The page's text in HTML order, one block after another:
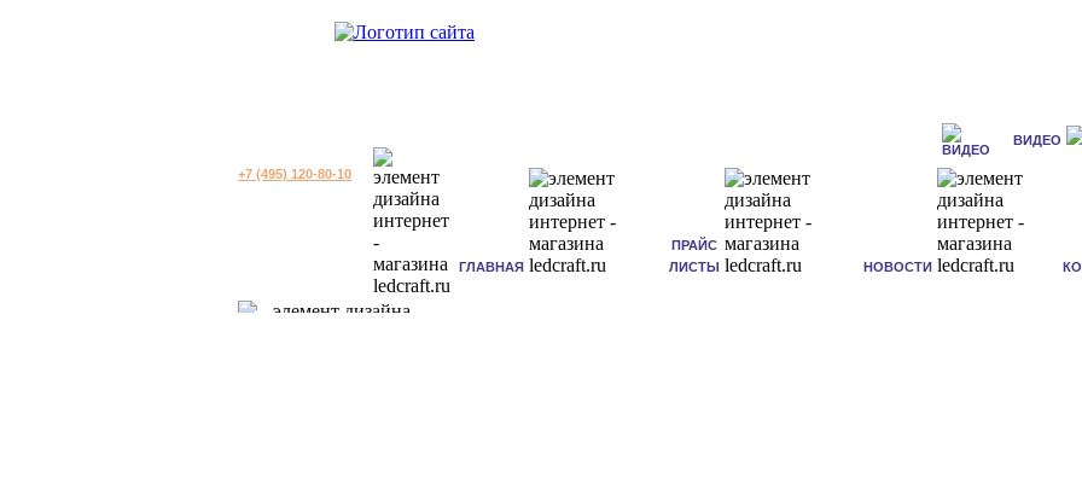
ВИДЕО
+7 (495) 120-80-10
ГЛАВНАЯ
ПРАЙС
ЛИСТЫ
НОВОСТИ